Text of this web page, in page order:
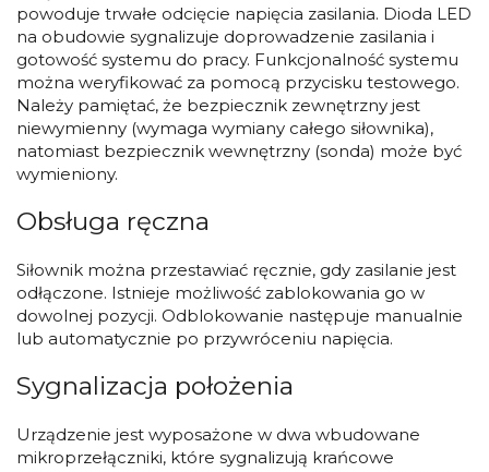
powoduje trwałe odcięcie napięcia zasilania. Dioda LED
na obudowie sygnalizuje doprowadzenie zasilania i
gotowość systemu do pracy. Funkcjonalność systemu
można weryfikować za pomocą przycisku testowego.
Należy pamiętać, że bezpiecznik zewnętrzny jest
niewymienny (wymaga wymiany całego siłownika),
natomiast bezpiecznik wewnętrzny (sonda) może być
wymieniony.
Obsługa ręczna
Siłownik można przestawiać ręcznie, gdy zasilanie jest
odłączone. Istnieje możliwość zablokowania go w
dowolnej pozycji. Odblokowanie następuje manualnie
lub automatycznie po przywróceniu napięcia.
Sygnalizacja położenia
Urządzenie jest wyposażone w dwa wbudowane
mikroprzełączniki, które sygnalizują krańcowe